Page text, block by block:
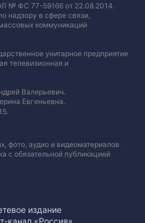
№ ФС 77-59166 от 22.08.2014.
надзору в сфере связи,
коммуникаций
унитарное предприятие
телевизионная и
Валерьевич.
Евгеньевна.
фото, аудио и видеоматериалов
с обязательной публикацией
издание